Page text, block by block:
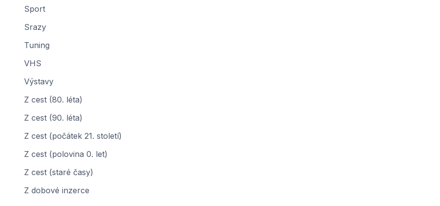
Sport
Srazy
Tuning
VHS
Výstavy
Z cest (80. léta)
Z cest (90. léta)
Z cest (počátek 21. století)
Z cest (polovina 0. let)
Z cest (staré časy)
Z dobové inzerce